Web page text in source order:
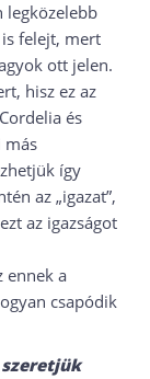
legközelebb
felejt, mert
ott jelen.
hisz ez az
és
más
így
az „igazat”,
az igazságot
ennek a
csapódik
szeretjük